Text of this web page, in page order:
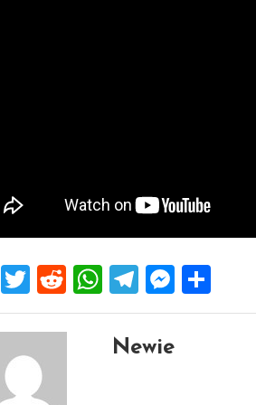
Facebook
Twitter
Reddit
WhatsApp
Telegram
Newie